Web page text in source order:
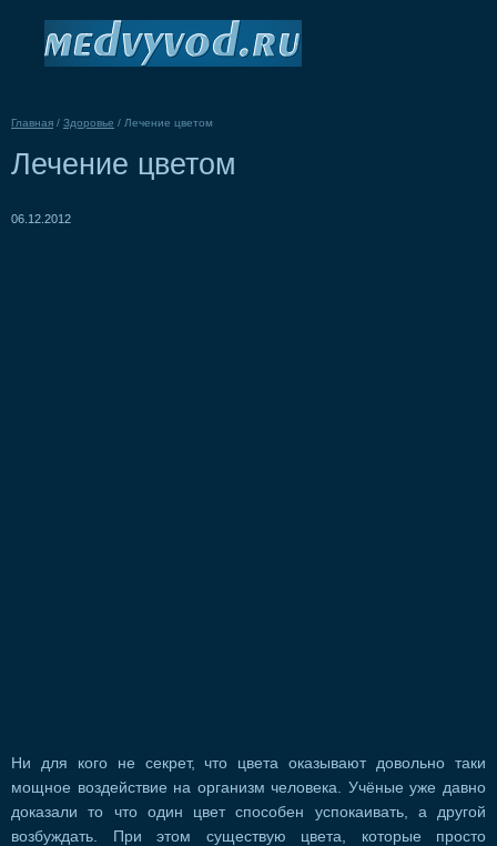
Главная / Здоровье / Лечение цветом
Лечение цветом
06.12.2012
Ни для кого не секрет, что цвета оказывают довольно таки
мощное воздействие на организм человека. Учёные уже давно
доказали то что один цвет способен успокаивать, а другой
возбуждать. При этом существую цвета, которые просто